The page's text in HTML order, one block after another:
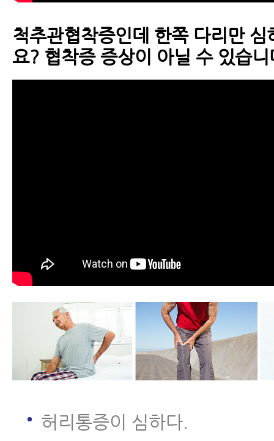
- 척추협착증운동-거꾸리운동
- 척추관협착증 반드시 피해야 할
- 척추협착증치료 후 허리펴짐
- 척추협착증 MRI와 임상증상
- 척추협착증 생활수칙 10가지
- 척추협착증수술 후 인접분절질환
척추관협착증인데 한쪽 다리만 심
요? 협착증 증상이 아닐 수 있습니
허리통증이 심하다.